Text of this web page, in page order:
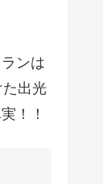
ンは
出光
！！